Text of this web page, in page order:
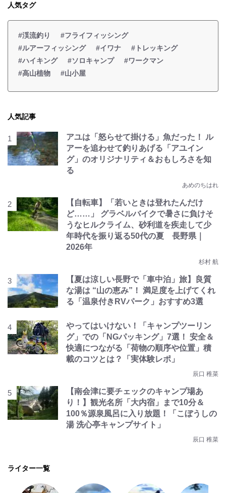
人気タグ
#渓流釣り
#フライフィッシング
#ルアーフィッシング
#イワナ
#トレッキング
#ハイキング
#ソロキャンプ
#ワークマン
#高山植物
#山小屋
人気記事
アユは「怒らせて掛ける」魚だった！ ル
アーを追わせて釣りあげる「アユイン
グ」のオリジナリティ＆おもしろさを知
る
あめのちはれ
【自転車】「若いときは登れたんだけ
ど……」 グラベルバイクで暑さに負けそ
うなヒルクライム、砂利道を疾走して少
年時代を振り返る50代の夏 長野県｜
2026年
杉村 航
【夏は涼しい長野で「車中泊」旅】良質
な湯は “山の恵み”！ 満足度を上げてくれ
る「温泉付きRVパーク」おすすめ3選
やってはいけない！「キャンプツーリン
グ」での「NGパッキング」7選！ 安全＆
快適につながる「荷物の順序や位置」積
載のコツとは？「実体験レポ」
辰口 稚菜
【南会津に要チェックのキャンプ場あ
り！】観光名所「大内宿」まで10分＆
100％源泉風呂に入り放題！「こぼうしの
湯 洗心亭キャンプサイト」
辰口 稚菜
ライター一覧